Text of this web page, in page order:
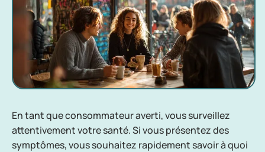
En tant que consommateur averti, vous surveillez
attentivement votre santé. Si vous présentez des
symptômes, vous souhaitez rapidement savoir à quoi